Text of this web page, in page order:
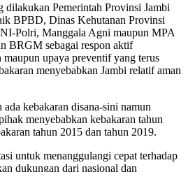
dilakukan Pemerintah Provinsi Jambi
BPBD, Dinas Kehutanan Provinsi
Polri, Manggala Agni maupun MPA
BRGM sebagai respon aktif
maupun upaya preventif yang terus
menyebabkan Jambi relatif aman
kebakaran disana-sini namun
menyebabkan kebakaran tahun
tahun 2015 dan tahun 2019.
untuk menanggulangi cepat terhadap
dukungan dari nasional dan